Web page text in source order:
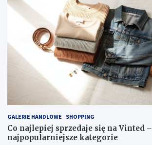
GALERIE HANDLOWE SHOPPING
Co najlepiej sprzedaje się na Vinted –
najpopularniejsze kategorie